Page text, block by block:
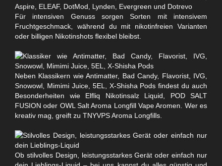
Für intensiven Genuss sorgen Sorten mit intensivem
Fruchtgeschmack, während du mit nikotinfreien Varianten
oder billigen Nikotinshots flexibel bleibst.
Neben Klassikern wie Antimatter, Bad Candy, Flavorist, IVG,
Snowowl, Mimimi Juice, 5EL, X-Shisha Pods findest du auch
Besonderheiten wie Elfliq Nikotinsalz Liquid, POD SALT
FUSION oder OWL Salt Aroma Longfill Vape Aromen. Wer es
kreativ mag, greift zu TNYVPS Aroma Longfills.
Ob stilvolles Design, leistungsstarkes Gerät oder einfach nur